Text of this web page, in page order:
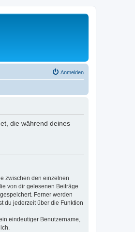
Anmelden
die während deines
zwischen den einzelnen
von dir gelesenen Beiträge
Ferner werden
du jederzeit über die Funktion
eindeutiger Benutzername,